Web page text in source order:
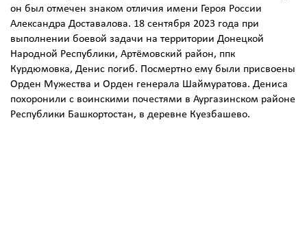
он был отмечен знаком отличия имени Героя России
Александра Доставалова. 18 сентября 2023 года при
выполнении боевой задачи на территории Донецкой
Народной Республики, Артёмовский район, ппк
Курдюмовка, Денис погиб. Посмертно ему были присвоены
Орден Мужества и Орден генерала Шаймуратова. Дениса
похоронили с воинскими почестями в Аургазинском районе
Республики Башкортостан, в деревне Куезбашево.